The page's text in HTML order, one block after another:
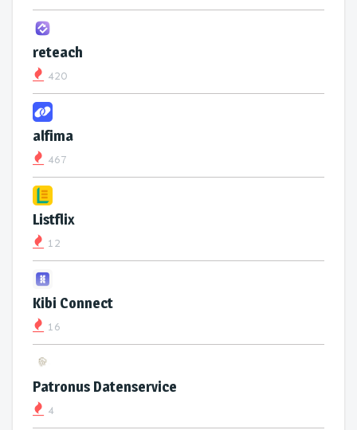
reteach
420
alfima
467
Listflix
12
Kibi Connect
16
Patronus Datenservice
4